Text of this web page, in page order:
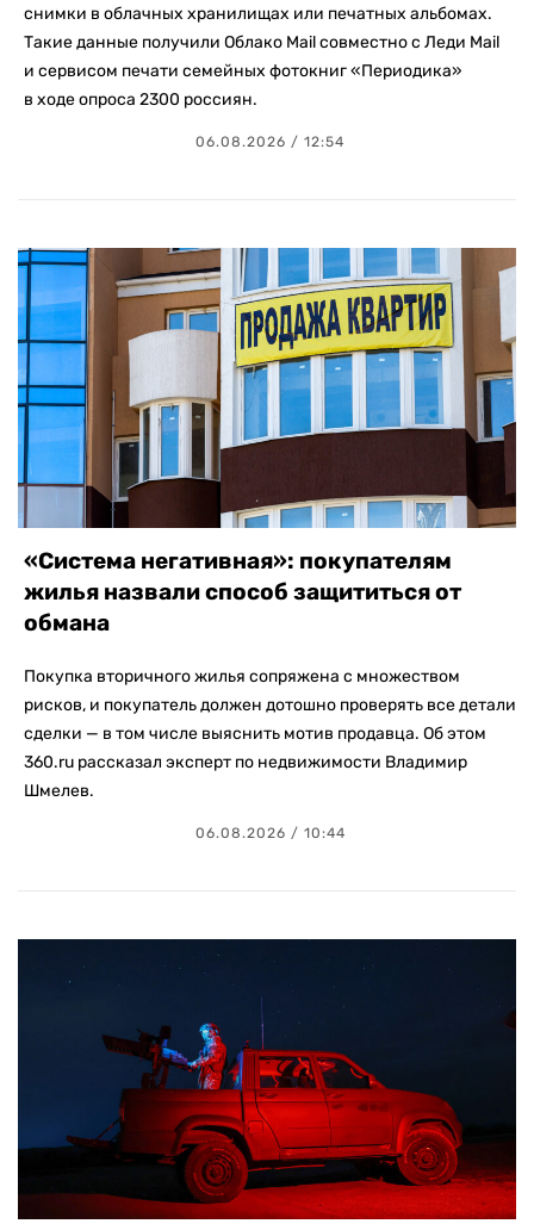
снимки в облачных хранилищах или печатных альбомах.
Такие данные получили Облако Mail совместно с Леди Mail
и сервисом печати семейных фотокниг «Периодика»
в ходе опроса 2300 россиян.
06.08.2026 / 12:54
«Система негативная»: покупателям
жилья назвали способ защититься от
обмана
Покупка вторичного жилья сопряжена с множеством
рисков, и покупатель должен дотошно проверять все детали
сделки — в том числе выяснить мотив продавца. Об этом
360.ru рассказал эксперт по недвижимости Владимир
Шмелев.
06.08.2026 / 10:44